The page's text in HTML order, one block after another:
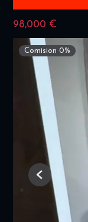
98,000 €
Comision 0%
Previous